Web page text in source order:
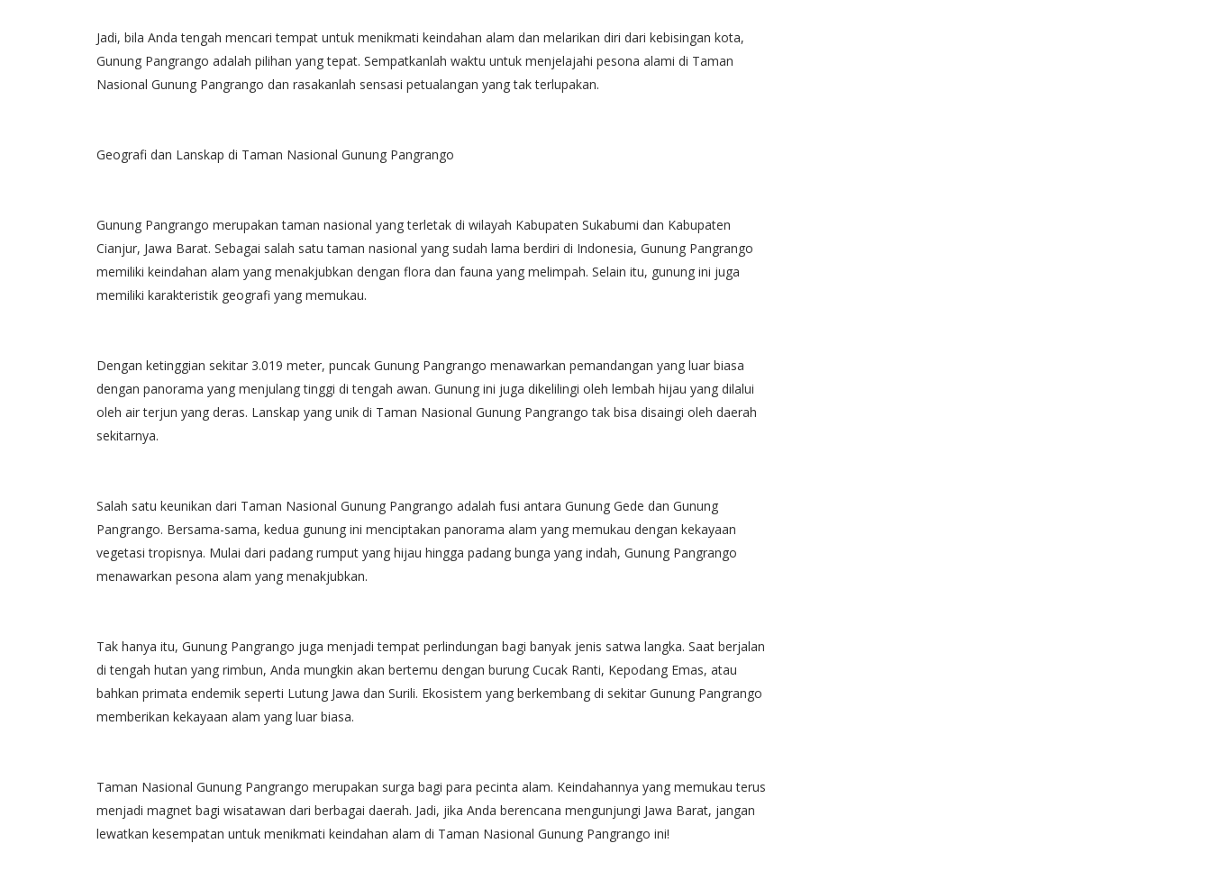
Jadi, bila Anda tengah mencari tempat untuk menikmati keindahan alam dan melarikan diri dari kebisingan kota,
Gunung Pangrango adalah pilihan yang tepat. Sempatkanlah waktu untuk menjelajahi pesona alami di Taman
Nasional Gunung Pangrango dan rasakanlah sensasi petualangan yang tak terlupakan.
Geografi dan Lanskap di Taman Nasional Gunung Pangrango
Gunung Pangrango merupakan taman nasional yang terletak di wilayah Kabupaten Sukabumi dan Kabupaten
Cianjur, Jawa Barat. Sebagai salah satu taman nasional yang sudah lama berdiri di Indonesia, Gunung Pangrango
memiliki keindahan alam yang menakjubkan dengan flora dan fauna yang melimpah. Selain itu, gunung ini juga
memiliki karakteristik geografi yang memukau.
Dengan ketinggian sekitar 3.019 meter, puncak Gunung Pangrango menawarkan pemandangan yang luar biasa
dengan panorama yang menjulang tinggi di tengah awan. Gunung ini juga dikelilingi oleh lembah hijau yang dilalui
oleh air terjun yang deras. Lanskap yang unik di Taman Nasional Gunung Pangrango tak bisa disaingi oleh daerah
sekitarnya.
Salah satu keunikan dari Taman Nasional Gunung Pangrango adalah fusi antara Gunung Gede dan Gunung
Pangrango. Bersama-sama, kedua gunung ini menciptakan panorama alam yang memukau dengan kekayaan
vegetasi tropisnya. Mulai dari padang rumput yang hijau hingga padang bunga yang indah, Gunung Pangrango
menawarkan pesona alam yang menakjubkan.
Tak hanya itu, Gunung Pangrango juga menjadi tempat perlindungan bagi banyak jenis satwa langka. Saat berjalan
di tengah hutan yang rimbun, Anda mungkin akan bertemu dengan burung Cucak Ranti, Kepodang Emas, atau
bahkan primata endemik seperti Lutung Jawa dan Surili. Ekosistem yang berkembang di sekitar Gunung Pangrango
memberikan kekayaan alam yang luar biasa.
Taman Nasional Gunung Pangrango merupakan surga bagi para pecinta alam. Keindahannya yang memukau terus
menjadi magnet bagi wisatawan dari berbagai daerah. Jadi, jika Anda berencana mengunjungi Jawa Barat, jangan
lewatkan kesempatan untuk menikmati keindahan alam di Taman Nasional Gunung Pangrango ini!